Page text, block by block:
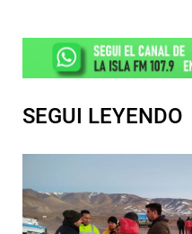
SEGUI LEYENDO